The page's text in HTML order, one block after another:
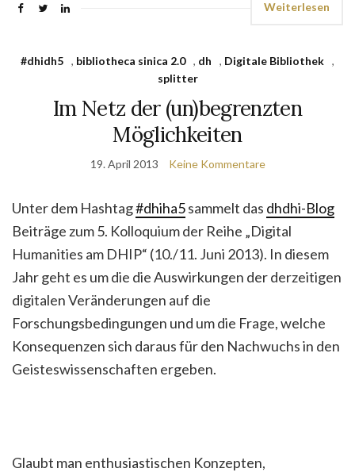
Weiterlesen
#dhidh5 , bibliotheca sinica 2.0 , dh , Digitale Bibliothek ,
splitter
Im Netz der (un)begrenzten
Möglichkeiten
19. April 2013 Keine Kommentare
Unter dem Hashtag#dhiha5sammelt das dhdhi-Blog
Beiträge zum 5. Kolloquium der Reihe „Digital
Humanities am DHIP“ (10./11. Juni 2013). In diesem
Jahr geht es um die die Auswirkungen der derzeitigen
digitalen Veränderungen auf die
Forschungsbedingungen und um die Frage, welche
Konsequenzen sich daraus für den Nachwuchs in den
Geisteswissenschaften ergeben.
Glaubt man enthusiastischen Konzepten,